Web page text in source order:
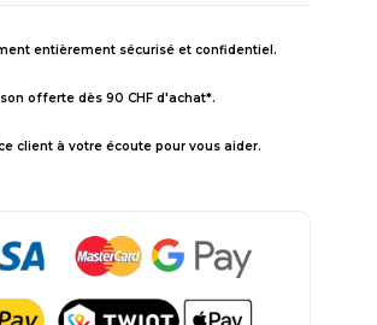
entièrement sécurisé et confidentiel.
offerte dès 90 CHF d'achat*.
client à votre écoute pour vous aider.